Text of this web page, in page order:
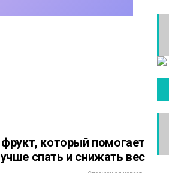
который помогает
спать и снижать вес